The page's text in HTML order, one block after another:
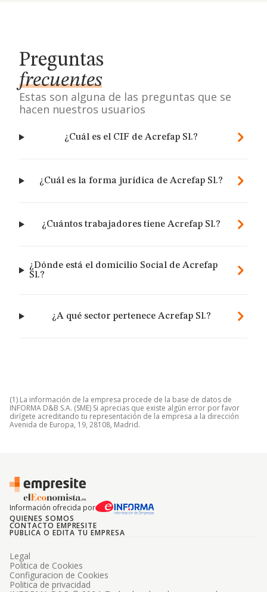
Preguntas
frecuentes
Estas son alguna de las preguntas que se
hacen nuestros usuarios
¿Cuál es el CIF de Acrefap Sl.?
¿Cuál es la forma jurídica de Acrefap Sl.?
¿Cuántos trabajadores tiene Acrefap Sl.?
¿Dónde está el domicilio Social de Acrefap
Sl.?
¿A qué sector pertenece Acrefap Sl.?
(1) La información de la empresa procede de la base de datos de
INFORMA D&B S.A. (SME) Si aprecias que existe algún error por favor
dirígete acreditando tu representación de la empresa a la dirección
Avenida de Europa, 19, 28108, Madrid.
Información ofrecida por
QUIENES SOMOS
CONTACTO EMPRESITE
PUBLICA O EDITA TU EMPRESA
Legal
Politica de Cookies
Configuracion de Cookies
Politica de privacidad